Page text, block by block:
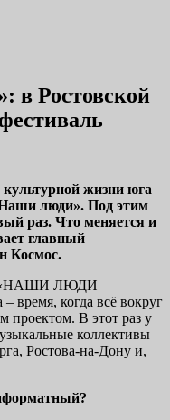
в Ростовской
жизни юга
люди». Под этим
раз. Что меняется и
главный
Космос.
«НАШИ ЛЮДИ
время, когда всё вокруг
проектом. В этот раз у
коллективы
Ростова-на-Дону и,